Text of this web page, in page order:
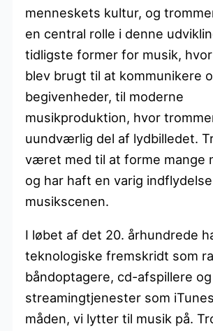
menneskets kultur, og
en central rolle i denne
tidligste former for musik,
blev brugt til at kommunikere
begivenheder, til moderne
musikproduktion, hvor
uundværlig del af lydbilledet.
været med til at forme mange
og har haft en varig
musikscenen.
I løbet af det 20. århundrede
teknologiske fremskridt som
båndoptagere, cd-afspillere og
streamingtjenester som
måden, vi lytter til musik på.